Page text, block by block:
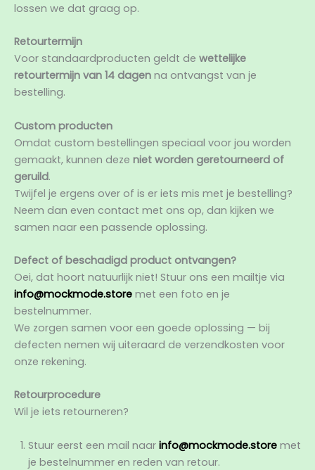
lossen we dat graag op.
Retourtermijn
Voor standaardproducten geldt de wettelijke
retourtermijn van 14 dagen na ontvangst van je
bestelling.
Custom producten
Omdat custom bestellingen speciaal voor jou worden
gemaakt, kunnen deze niet worden geretourneerd of
geruild.
Twijfel je ergens over of is er iets mis met je bestelling?
Neem dan even contact met ons op, dan kijken we
samen naar een passende oplossing.
Defect of beschadigd product ontvangen?
Oei, dat hoort natuurlijk niet! Stuur ons een mailtje via
info@mockmode.store met een foto en je
bestelnummer.
We zorgen samen voor een goede oplossing — bij
defecten nemen wij uiteraard de verzendkosten voor
onze rekening.
Retourprocedure
Wil je iets retourneren?
Stuur eerst een mail naar info@mockmode.store met
je bestelnummer en reden van retour.